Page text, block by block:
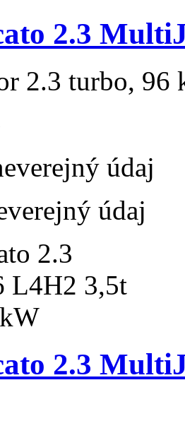
2.3
2.3 turbo, 96
údaj
údaj
2.3